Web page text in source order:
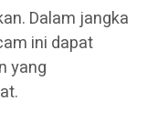
Dalam jangka
ini dapat
yang